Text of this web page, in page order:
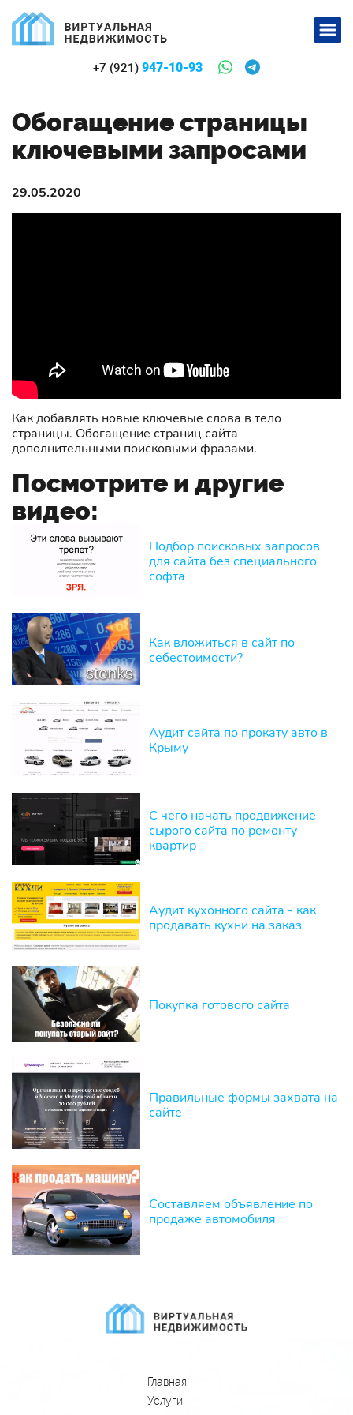
+7 (921) 947-10-93
Обогащение страницы
ключевыми запросами
29.05.2020
Как добавлять новые ключевые слова в тело
страницы. Обогащение страниц сайта
дополнительными поисковыми фразами.
Посмотрите и другие
видео:
Подбор поисковых запросов
для сайта без специального
софта
Как вложиться в сайт по
себестоимости?
Аудит сайта по прокату авто в
Крыму
С чего начать продвижение
сырого сайта по ремонту
квартир
Аудит кухонного сайта - как
продавать кухни на заказ
Покупка готового сайта
Правильные формы захвата на
сайте
Составляем объявление по
продаже автомобиля
Главная
Услуги